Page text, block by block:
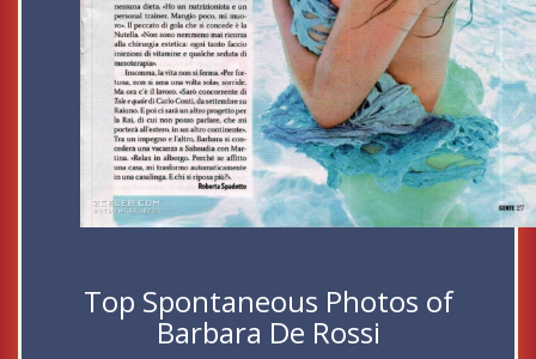
Top Spontaneous Photos of
Barbara De Rossi